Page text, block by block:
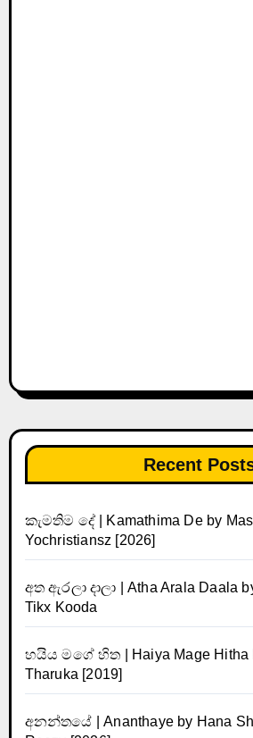
Recent
කැමතිම දේ | Kamathima De by
Yochristiansz [2026]
අත ඇරලා දාලා | Atha Arala Daala
Tikx Kooda
හයිය මගේ හිත | Haiya Mage Hitha
Tharuka [2019]
අනන්තයේ | Ananthaye by Hana